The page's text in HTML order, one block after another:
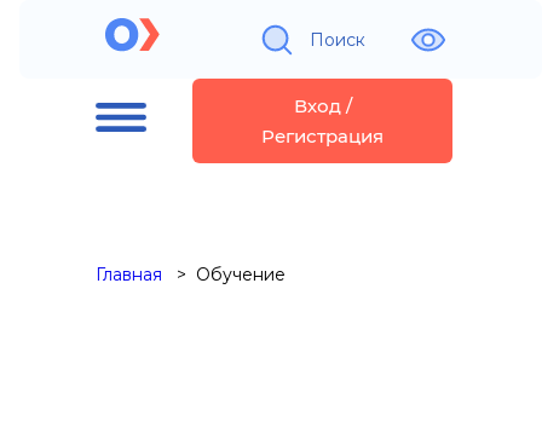
Поиск
Вход /
Регистрация
Главная Обучение